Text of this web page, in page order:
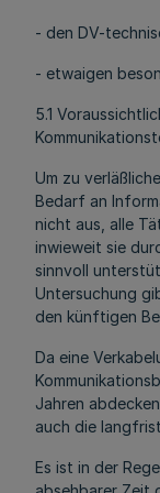
- den DV-
- etwaigen
5.1
Um zu
Bedarf an
nicht aus, alle
inwieweit sie
sinnvoll
Untersuchung
den künftigen
Da eine
Jahren
auch die
Es ist in der